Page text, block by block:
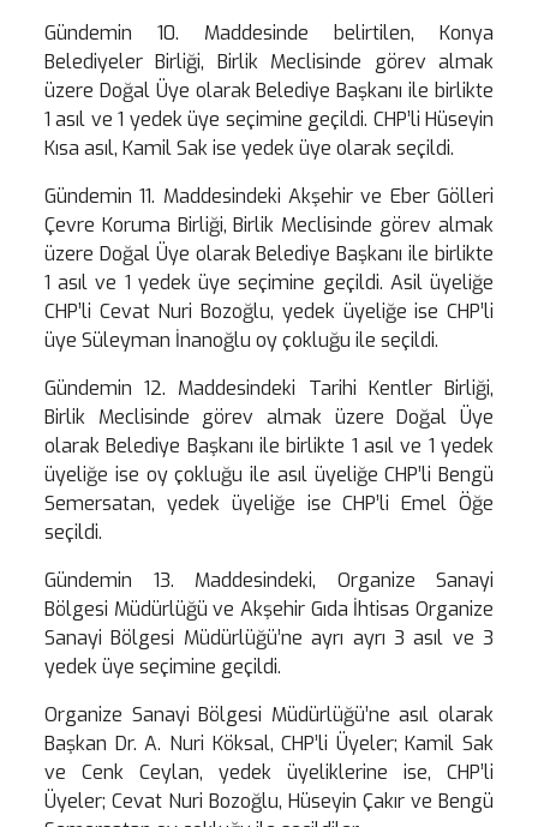
Gündemin 10. Maddesinde belirtilen, Konya
Belediyeler Birliği, Birlik Meclisinde görev almak
üzere Doğal Üye olarak Belediye Başkanı ile birlikte
1 asıl ve 1 yedek üye seçimine geçildi. CHP’li Hüseyin
Kısa asıl, Kamil Sak ise yedek üye olarak seçildi.
Gündemin 11. Maddesindeki Akşehir ve Eber Gölleri
Çevre Koruma Birliği, Birlik Meclisinde görev almak
üzere Doğal Üye olarak Belediye Başkanı ile birlikte
1 asıl ve 1 yedek üye seçimine geçildi. Asil üyeliğe
CHP’li Cevat Nuri Bozoğlu, yedek üyeliğe ise CHP’li
üye Süleyman İnanoğlu oy çokluğu ile seçildi.
Gündemin 12. Maddesindeki Tarihi Kentler Birliği,
Birlik Meclisinde görev almak üzere Doğal Üye
olarak Belediye Başkanı ile birlikte 1 asıl ve 1 yedek
üyeliğe ise oy çokluğu ile asıl üyeliğe CHP’li Bengü
Semersatan, yedek üyeliğe ise CHP’li Emel Öğe
seçildi.
Gündemin 13. Maddesindeki, Organize Sanayi
Bölgesi Müdürlüğü ve Akşehir Gıda İhtisas Organize
Sanayi Bölgesi Müdürlüğü’ne ayrı ayrı 3 asıl ve 3
yedek üye seçimine geçildi.
Organize Sanayi Bölgesi Müdürlüğü’ne asıl olarak
Başkan Dr. A. Nuri Köksal, CHP’li Üyeler; Kamil Sak
ve Cenk Ceylan, yedek üyeliklerine ise, CHP’li
Üyeler; Cevat Nuri Bozoğlu, Hüseyin Çakır ve Bengü